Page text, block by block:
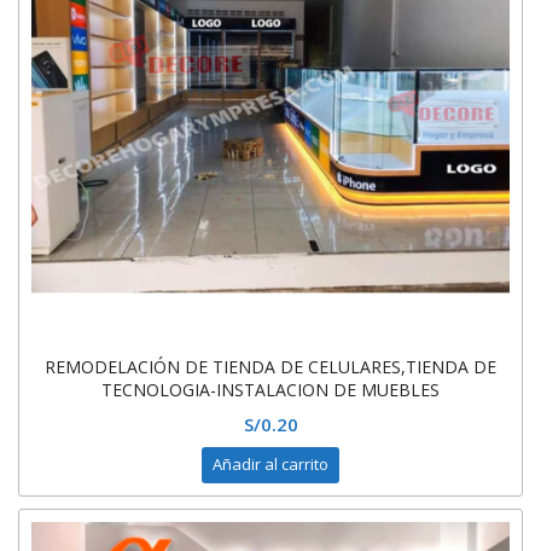
REMODELACIÓN DE TIENDA DE CELULARES,TIENDA DE
TECNOLOGIA-INSTALACION DE MUEBLES
S/0.20
Añadir al carrito